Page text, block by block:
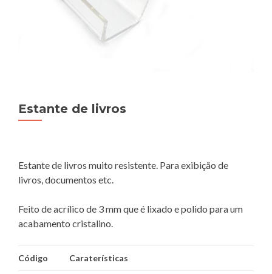
Estante de livros
Estante de livros muito resistente. Para exibição de
livros, documentos etc.
Feito de acrílico de 3 mm que é lixado e polido para um
acabamento cristalino.
Código Caraterísticas